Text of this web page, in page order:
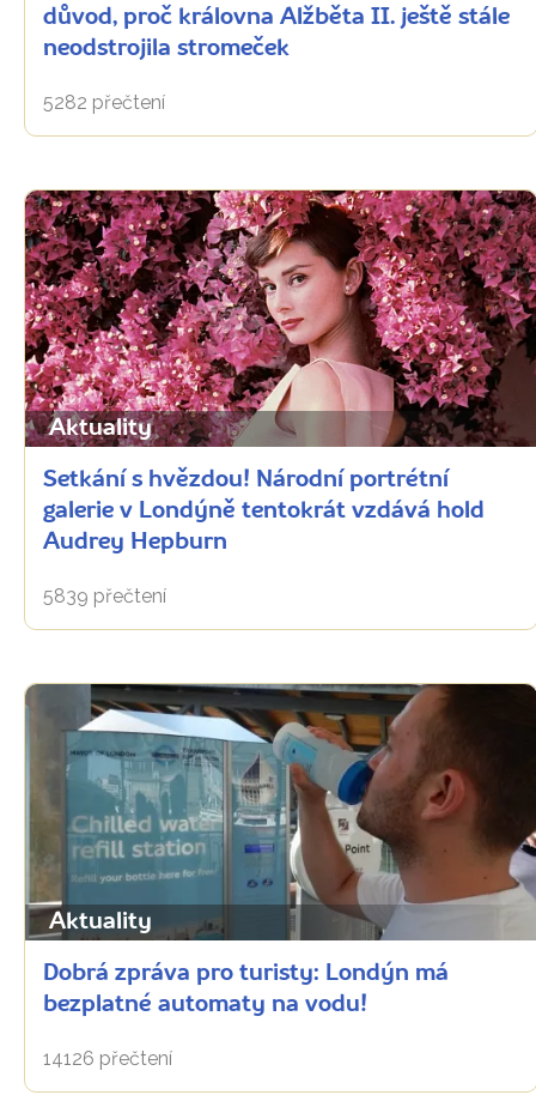
důvod, proč královna Alžběta II. ještě stále
neodstrojila stromeček
5282 přečtení
Aktuality
Setkání s hvězdou! Národní portrétní
galerie v Londýně tentokrát vzdává hold
Audrey Hepburn
5839 přečtení
Aktuality
Dobrá zpráva pro turisty: Londýn má
bezplatné automaty na vodu!
14126 přečtení